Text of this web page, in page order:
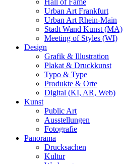
Hall of Fame
Urban Art Frankfurt
Urban Art Rhein-Main
Stadt Wand Kunst (MA)
Meeting of Styles (WI)
Design
Grafik & Illustration
Plakat & Druckkunst
Typo & Type
Produkte & Orte
Digital (KI, AR, Web)
Kunst
Public Art
Ausstellungen
Fotografie
Panorama
Drucksachen
Kultur